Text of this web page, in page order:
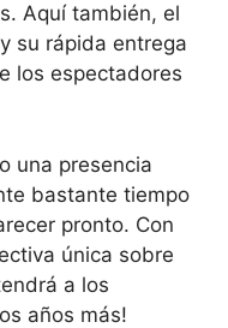
Aquí también, el
su rápida entrega
los espectadores
una presencia
bastante tiempo
pronto. Con
única sobre
a los
años más!